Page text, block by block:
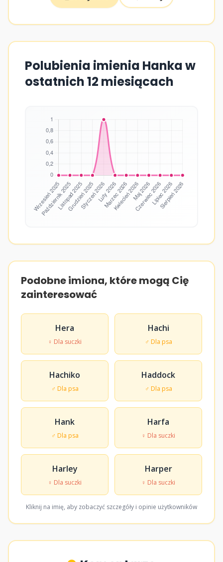
Polubienia imienia Hanka w
ostatnich 12 miesiącach
Podobne imiona, które mogą Cię
zainteresować
Hera
♀ Dla suczki
Hachi
♂ Dla psa
Hachiko
♂ Dla psa
Haddock
♂ Dla psa
Hank
♂ Dla psa
Harfa
♀ Dla suczki
Harley
♀ Dla suczki
Harper
♀ Dla suczki
Kliknij na imię, aby zobaczyć szczegóły i opinie użytkowników